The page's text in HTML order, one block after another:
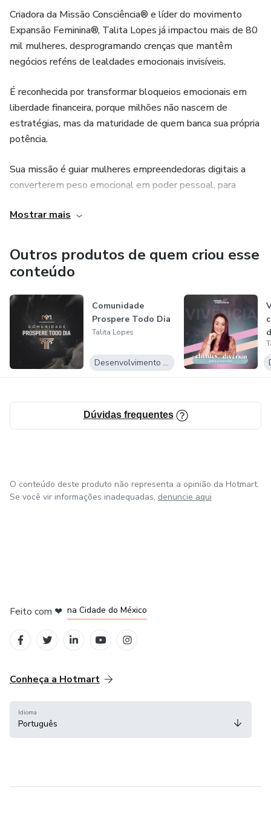
***Mas atenção - Para criar vivências com a técnica da
DNB você precisa dos pré requisitos como: um curso de
DNB + um curso de vivências. Entre em contato para mais
informações. Porém, se você deseja aprender a criar
vivências para aplicar com outras técnicas ou para aplicar
com a DNB futuramente, você é super bem vindo***
Sempre procure saber se a sua técnica te permite criar
produtos online. Respeite as regras sempre!
Criadora da Missão Consciência® e líder do movimento
Expansão Feminina®, Talita Lopes já impactou mais de 80
mil mulheres, desprogramando crenças que mantêm
negócios reféns de lealdades emocionais invisíveis.
É reconhecida por transformar bloqueios emocionais em
liberdade financeira, porque milhões não nascem de
estratégias, mas da maturidade de quem banca sua própria
potência.
Sua missão é guiar mulheres empreendedoras digitais a
converterem peso emocional em poder pessoal, para
audiência, algoritmo ou família. E provar, com resultados,
coexistem no lucro.
Mostrar mais
Outros produtos de quem criou esse
conteúdo
Comunidade
Prospere Todo Dia
Talita Lopes
Desenvolvimento Pessoal
Dúvidas frequentes
O conteúdo deste produto não representa a opinião da Hotmart.
Se você vir informações inadequadas, denuncie aqui
Feito com ❤ na Cidade do México
Conheça a Hotmart
Idioma
Português